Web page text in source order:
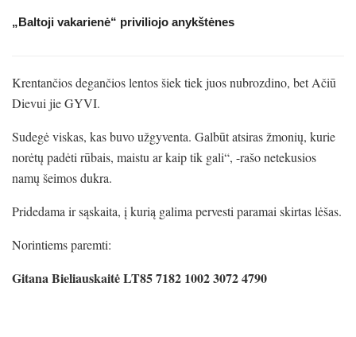
„Baltoji vakarienė“ priviliojo anykštėnes
Krentančios degančios lentos šiek tiek juos nubrozdino, bet Ačiū
Dievui jie GYVI.
Sudegė viskas, kas buvo užgyventa. Galbūt atsiras žmonių, kurie
norėtų padėti rūbais, maistu ar kaip tik gali“, -rašo netekusios
namų šeimos dukra.
Pridedama ir sąskaita, į kurią galima pervesti paramai skirtas lėšas.
Norintiems paremti:
Gitana Bieliauskaitė LT85 7182 1002 3072 4790